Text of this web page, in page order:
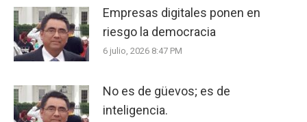
Empresas digitales ponen en
riesgo la democracia
6 julio, 2026 8:47 PM
No es de güevos; es de
inteligencia.